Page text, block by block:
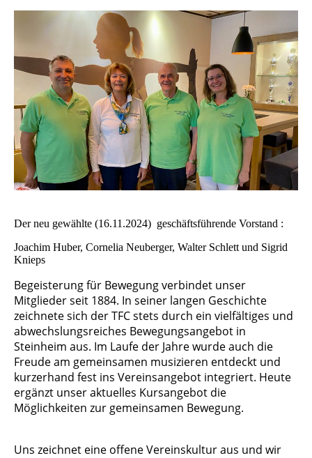
Der neu gewählte (16.11.2024) geschäftsführende Vorstand :
Joachim Huber, Cornelia Neuberger, Walter Schlett und Sigrid
Knieps
Begeisterung für Bewegung verbindet unser
Mitglieder seit 1884. In seiner langen Geschichte
zeichnete sich der TFC stets durch ein vielfältiges und
abwechslungsreiches Bewegungsangebot in
Steinheim aus. Im Laufe der Jahre wurde auch die
Freude am gemeinsamen musizieren entdeckt und
kurzerhand fest ins Vereinsangebot integriert. Heute
ergänzt unser aktuelles Kursangebot die
Möglichkeiten zur gemeinsamen Bewegung.
Uns zeichnet eine offene Vereinskultur aus und wir